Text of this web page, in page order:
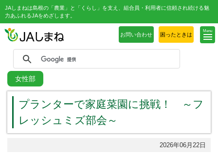
JAしまねは島根の「農業」と「くらし」を支え、組合員・利用者に信頼され続ける魅
力あふれるJAをめざします。
Menu
お問い合わせ 困ったときは
女性部
プランターで家庭菜園に挑戦！ ～フ
レッシュミズ部会～
2026年06月22日